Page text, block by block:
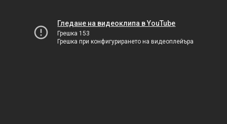
Гледане на видеоклипа в YouTube
Грешка 153
Грешка при конфигурирането на видеоплейъра